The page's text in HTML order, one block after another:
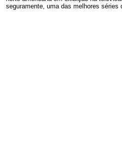
seguramente, uma das melhores séries